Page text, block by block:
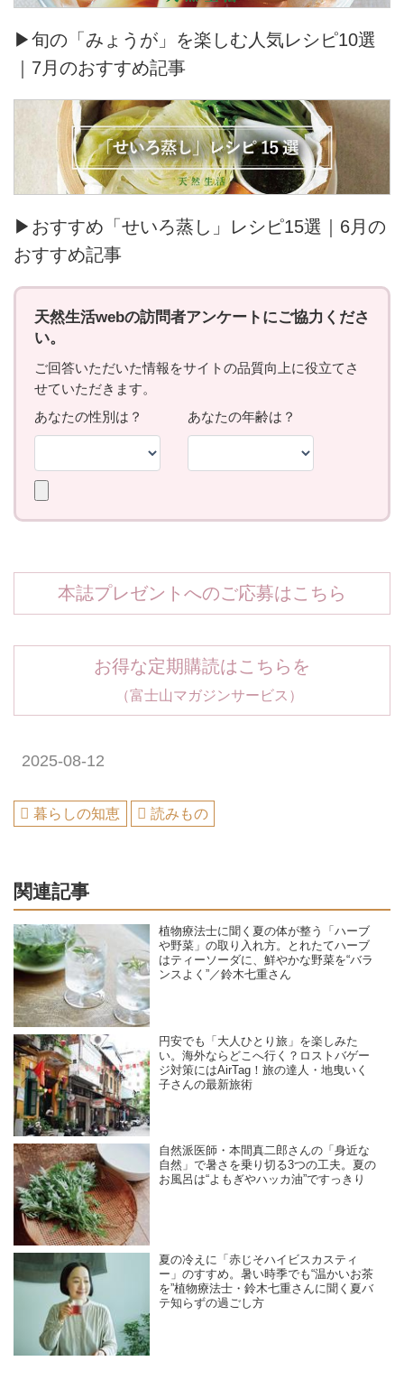
▶旬の「みょうが」を楽しむ人気レシピ10選
｜7月のおすすめ記事
▶おすすめ「せいろ蒸し」レシピ15選｜6月の
おすすめ記事
本誌プレゼントへのご応募はこちら
お得な定期購読はこちらを
（富士山マガジンサービス）
2025-08-12
暮らしの知恵 読みもの
関連記事
植物療法士に聞く夏の体が整う「ハーブ
や野菜」の取り入れ方。とれたてハーブ
はティーソーダに、鮮やかな野菜を“バラ
ンスよく”／鈴木七重さん
円安でも「大人ひとり旅」を楽しみた
い。海外ならどこへ行く？ロストバゲー
ジ対策にはAirTag！旅の達人・地曳いく
子さんの最新旅術
自然派医師・本間真二郎さんの「身近な
自然」で暑さを乗り切る3つの工夫。夏の
お風呂は“よもぎやハッカ油”ですっきり
夏の冷えに「赤じそハイビスカスティ
ー」のすすめ。暑い時季でも“温かいお茶
を”植物療法士・鈴木七重さんに聞く夏バ
テ知らずの過ごし方